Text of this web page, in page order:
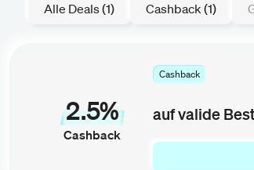
Alle Deals (1) Cashback (1)
2.5%
Cashback
Cashback
auf valide